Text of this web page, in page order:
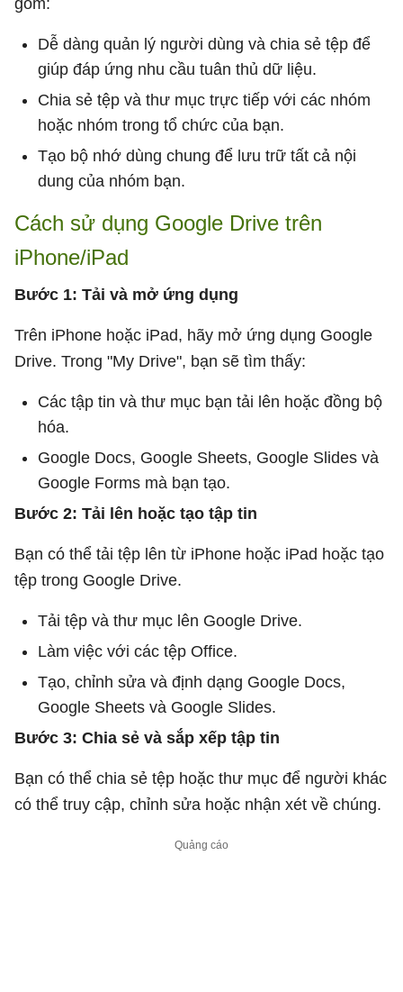
Dễ dàng quản lý người dùng và chia sẻ tệp để
giúp đáp ứng nhu cầu tuân thủ dữ liệu.
Chia sẻ tệp và thư mục trực tiếp với các nhóm
hoặc nhóm trong tổ chức của bạn.
Tạo bộ nhớ dùng chung để lưu trữ tất cả nội
dung của nhóm bạn.
Cách sử dụng Google Drive trên
iPhone/iPad
Bước 1: Tải và mở ứng dụng
Trên iPhone hoặc iPad, hãy mở ứng dụng Google
Drive. Trong "My Drive", bạn sẽ tìm thấy:
Các tập tin và thư mục bạn tải lên hoặc đồng bộ
hóa.
Google Docs, Google Sheets, Google Slides và
Google Forms mà bạn tạo.
Bước 2: Tải lên hoặc tạo tập tin
Bạn có thể tải tệp lên từ iPhone hoặc iPad hoặc tạo
tệp trong Google Drive.
Tải tệp và thư mục lên Google Drive.
Làm việc với các tệp Office.
Tạo, chỉnh sửa và định dạng Google Docs,
Google Sheets và Google Slides.
Bước 3: Chia sẻ và sắp xếp tập tin
Bạn có thể chia sẻ tệp hoặc thư mục để người khác
có thể truy cập, chỉnh sửa hoặc nhận xét về chúng.